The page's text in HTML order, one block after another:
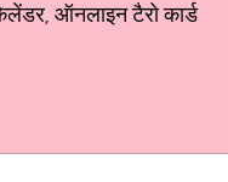
ऑनलाइन टैरो कार्ड